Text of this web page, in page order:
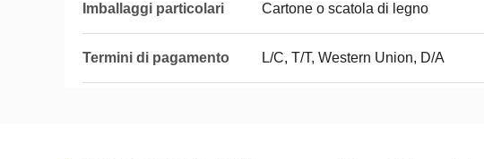
Imballaggi particolari Cartone o scatola di legno
Termini di pagamento L/C, T/T, Western Union, D/A